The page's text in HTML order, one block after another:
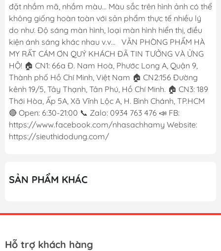
đặt nhầm mã, nhầm màu... Màu sắc trên hình ảnh có thể
không giống hoàn toàn với sản phẩm thực tế nhiều lý
do như. Độ sáng màn hình, loại màn hình hiển thị, điều
kiện ánh sáng khác nhau v.v... VĂN PHÒNG PHẨM HÀ
MY RẤT CÁM ƠN QUÝ KHÁCH ĐÃ TIN TƯỞNG VÀ ỬNG
HỘ! 🏠 CN1: 66a Đ. Nam Hoà, Phước Long A, Quận 9,
Thành phố Hồ Chí Minh, Việt Nam 🏠 CN2:156 Đường
kênh 19/5, Tây Thạnh, Tân Phú, Hồ Chí Minh. 🏠 CN3: 189
Thới Hòa, Ấp 5A, Xã Vĩnh Lộc A, H. Bình Chánh, TP.HCM
🔴 Open: 6:30-21:00 📞 Zalo: 0934 763 476 📣 FB:
https://www.facebook.com/nhasachhamy Website:
https://sieuthidodung.com/
SẢN PHẨM KHÁC
Hỗ trợ khách hàng